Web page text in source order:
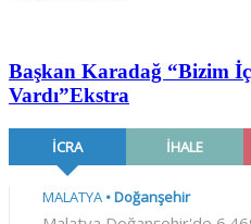
Başkan Karadağ “Bizim
Vardı”Ekstra